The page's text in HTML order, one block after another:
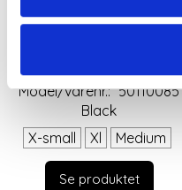
199,98DKK
Model/varenr.: 50110085
Black
X-small
Xl Medium
Se produktet